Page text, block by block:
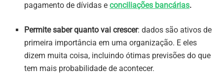
pagamento de dívidas econciliações bancárias.
Permite saber quanto vai crescer: dados são ativos de
primeira importância em uma organização. E eles
dizem muita coisa, incluindo ótimas previsões do que
tem mais probabilidade de acontecer.